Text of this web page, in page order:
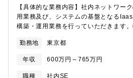
ティング（タスク・スケジュールの共
ヘルプデスク対応・進行中プロジェク
性・環境】 グループ会社全体のヘルプ
ビスプロバイダーでもあるため、様々
Microsoft365(Outlook/Teams/
【具体的な業務内容】社内ネットワー
用業務及び、システムの基盤となる
構築・運用業務を行っていただきます
案・開発（開発は弊社子会社に委託）
知識、ITセキュリティの啓蒙、教育コ
社内システム】SAP/HANA、VmWare
Server、Oracle他【働き方】■転勤 当
勤務地 東京都
年収 600万円～765万円
職種
社内SE